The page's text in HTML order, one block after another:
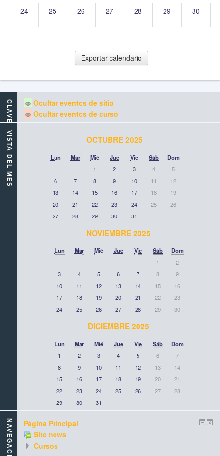
24 25 26 27 28 29 30
CLAVE DE EVENTOS
Ocultar eventos de sitio
Ocultar eventos de curso
VISTA DEL MES OCTUBRE 2025
Lun Mar Mié Jue Vie Sáb
Dom
1
2 3 4
5
6
7 8 9 10 11
12
13
14 15 16 17 18
19
20
21 22 23 24 25
26
27
28 29 30 31
NOVIEMBRE 2025
Lun Mar Mié Jue Vie Sáb
Dom
1
2
3
4 5 6 7 8
9
10
11 12 13 14 15
16
17
18 19 20 21 22
23
24
25 26 27 28 29 30
DICIEMBRE 2025
Lun Mar Mié Jue Vie Sáb
Dom
1
2 3 4 5 6
7
8
9 10 11 12 13
14
15
16 17 18 19 20
21
22
23 24 25 26 27
28
29
30 31
NAVEGACIÓN
Página Principal
Site news
Cursos